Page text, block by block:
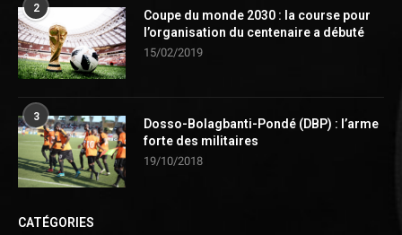
2
Coupe du monde 2030 : la course pour
l’organisation du centenaire a débuté
15/02/2019
3
Dosso-Bolagbanti-Pondé (DBP) : l’arme
forte des militaires
19/10/2018
CATÉGORIES